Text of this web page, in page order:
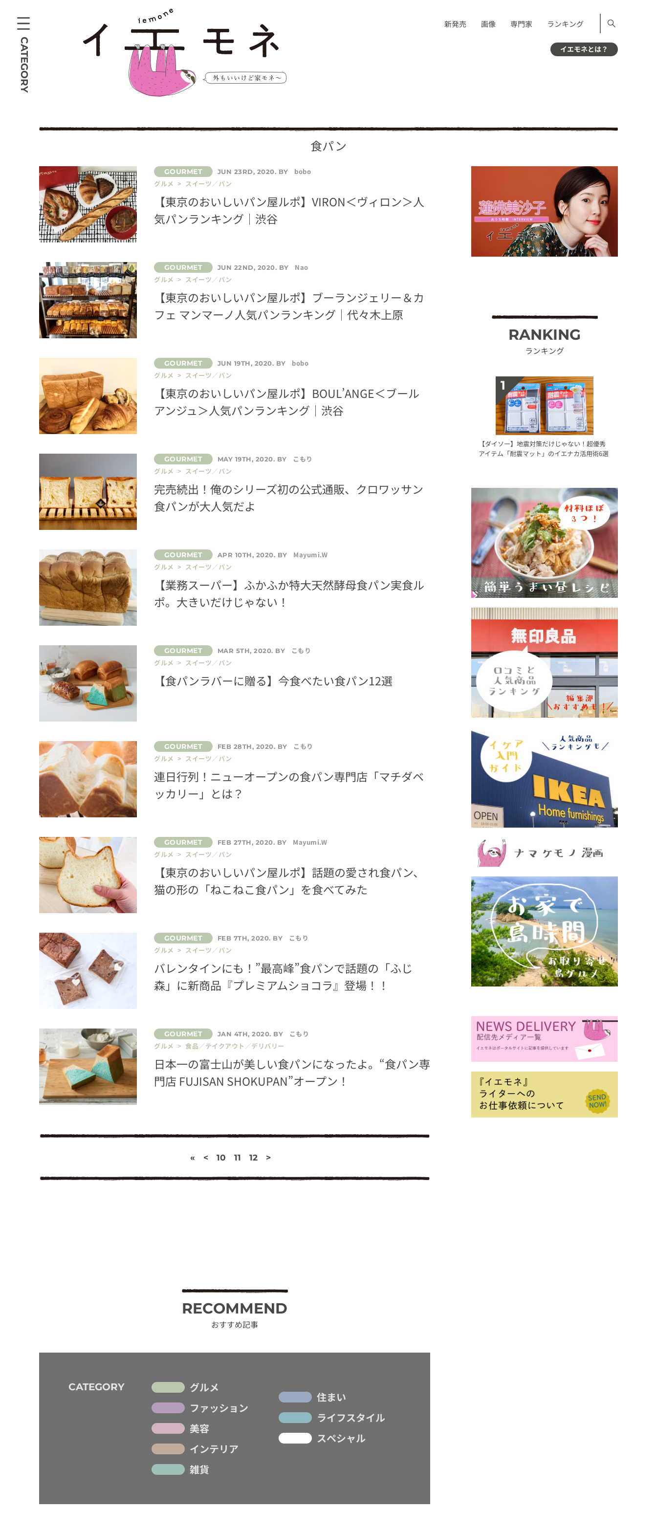
CATEGORY
新発売 画像 専門家 ランキング
イエモネとは？
食パン
JUN 23RD, 2020. BY
bobo
グルメ > スイーツ／パン
【東京のおいしいパン屋ルポ】VIRON＜ヴィロン＞人
気パンランキング｜渋谷
JUN 22ND, 2020. BY
Nao
グルメ > スイーツ／パン
【東京のおいしいパン屋ルポ】ブーランジェリー＆カ
フェ マンマーノ人気パンランキング｜代々木上原
JUN 19TH, 2020. BY
bobo
グルメ > スイーツ／パン
【東京のおいしいパン屋ルポ】BOUL’ANGE＜ブール
アンジュ＞人気パンランキング｜渋谷
MAY 19TH, 2020. BY
こもり
グルメ > スイーツ／パン
完売続出！俺のシリーズ初の公式通販、クロワッサン
食パンが大人気だよ
APR 10TH, 2020. BY
Mayumi.W
グルメ > スイーツ／パン
【業務スーパー】ふかふか特大天然酵母食パン実食ル
ポ。大きいだけじゃない！
MAR 5TH, 2020. BY
こもり
グルメ > スイーツ／パン
【食パンラバーに贈る】今食べたい食パン12選
FEB 28TH, 2020. BY
こもり
グルメ > スイーツ／パン
連日行列！ニューオープンの食パン専門店「マチダベ
ッカリー」とは？
FEB 27TH, 2020. BY
Mayumi.W
グルメ > スイーツ／パン
【東京のおいしいパン屋ルポ】話題の愛され食パン、
猫の形の「ねこねこ食パン」を食べてみた
FEB 7TH, 2020. BY
こもり
グルメ > スイーツ／パン
バレンタインにも！”最高峰”食パンで話題の「ふじ
森」に新商品『プレミアムショコラ』登場！！
JAN 4TH, 2020. BY
こもり
グルメ > 食品／テイクアウト／デリバリー
日本一の富士山が美しい食パンになったよ。“食パン専
門店 FUJISAN SHOKUPAN”オープン！
« < 10 11 12 >
RECOMMEND
おすすめ記事
CATEGORY
グルメ
ファッション
美容
インテリア
雑貨
住まい
ライフスタイル
スペシャル
RANKING
ランキング
【ダイソー】地震対策だけじゃない！超優秀
アイテム「耐震マット」のイエナカ活用術6選